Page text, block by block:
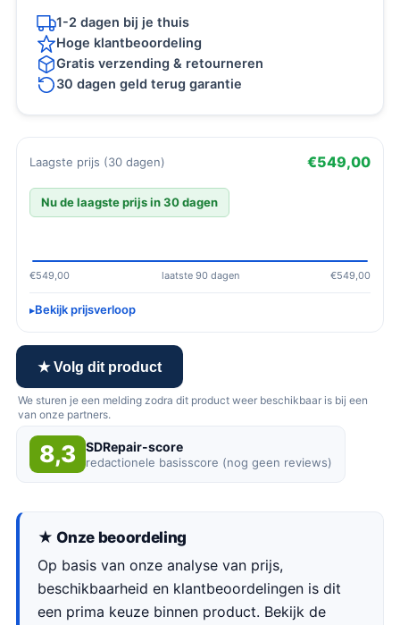
1-2 dagen bij je thuis
Hoge klantbeoordeling
Gratis verzending & retourneren
30 dagen geld terug garantie
Laagste prijs (30 dagen) €549,00
Nu de laagste prijs in 30 dagen
€549,00 laatste 90 dagen €549,00
Bekijk prijsverloop
★ Volg dit product
We sturen je een melding zodra dit product weer beschikbaar is bij een
van onze partners.
8,3 SDRepair-score
redactionele basisscore (nog geen reviews)
★ Onze beoordeling
Op basis van onze analyse van prijs,
beschikbaarheid en klantbeoordelingen is dit
een prima keuze binnen product. Bekijk de